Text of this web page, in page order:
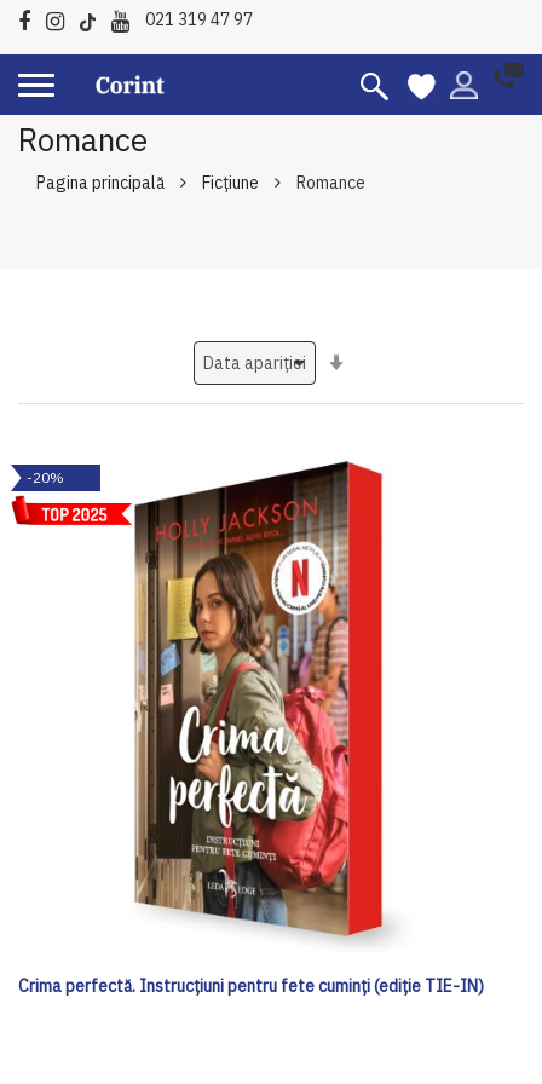
021 319 47 97
Romance
Pagina principală Ficțiune Romance
-20%
Crima perfectă. Instrucțiuni pentru fete cuminți (ediție TIE-IN)